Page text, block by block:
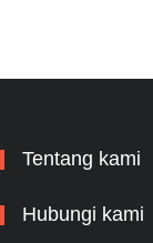
Tentang kami
Hubungi kami